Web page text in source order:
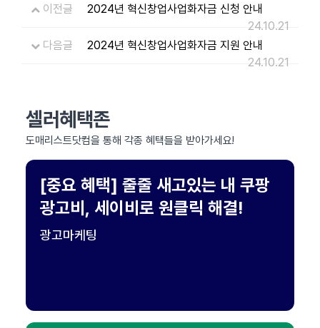
이전글
2024년 혁신창업사업화자금 신청 안내
24.10.21
다음글
2024년 혁신창업사업화자금 지원 안내
24.10.21
셀러혜택존
도매리스트닷컴을 통해 각종 혜택들을 받아가세요!
[중요 혜택] 줄줄 새고있는 내 쿠팡
광고비, 세이비로 원클릭 해결!
광고마케팅